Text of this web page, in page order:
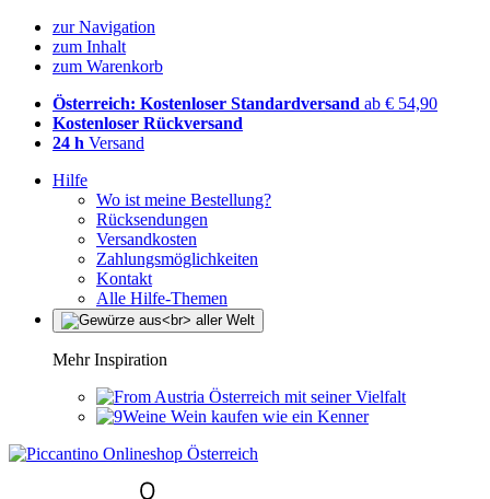
zur Navigation
zum Inhalt
zum Warenkorb
Österreich: Kostenloser Standardversand ab € 54,90
Kostenloser Rückversand
24 h Versand
Hilfe
Wo ist meine Bestellung?
Rücksendungen
Versandkosten
Zahlungsmöglichkeiten
Kontakt
Alle Hilfe-Themen
Mehr Inspiration
Österreich mit seiner Vielfalt
Wein kaufen wie ein Kenner